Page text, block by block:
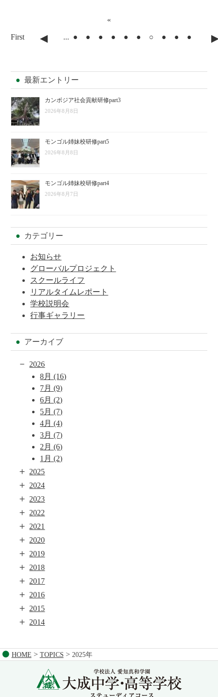
«
First ◂ ... ● ● ● ● ● ● ○ ● ● ●
最新エントリー
カンボジア社会貢献研修part3
2026年8月8日
モンゴル姉妹校研修part5
2026年8月8日
モンゴル姉妹校研修part4
2026年8月7日
カテゴリー
お知らせ
グローバルプロジェクト
スクールライフ
リアルタイムレポート
学校説明会
行事ギャラリー
アーカイブ
－
2026
8月(16)
7月(9)
6月(2)
5月(7)
4月(4)
3月(7)
2月(6)
1月(2)
＋ 2025
＋ 2024
＋ 2023
＋ 2022
＋ 2021
＋ 2020
＋ 2019
＋ 2018
＋ 2017
＋ 2016
＋ 2015
＋ 2014
HOME > TOPICS > 2025年